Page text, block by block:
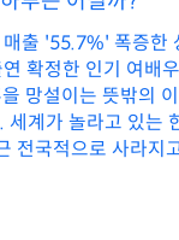
출 '55.7%' 폭증한
확정한 인기 여배
망설이는 뜻밖의
계가 놀라고 있는
전국적으로 사라지